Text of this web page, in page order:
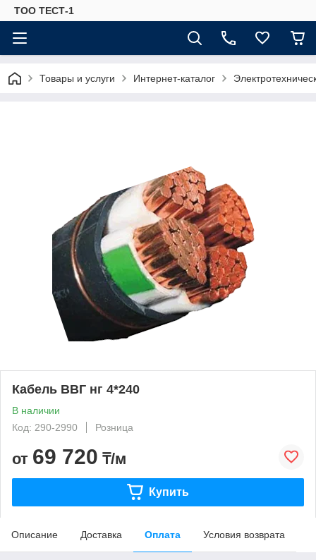
ТОО ТЕСТ-1
Товары и услуги Интернет-каталог
Кабель ВВГ нг 4*240
В наличии
Код: 290-2990
Розница
от 69 720 ₸/м
Купить
Описание Доставка Оплата Условия возврата